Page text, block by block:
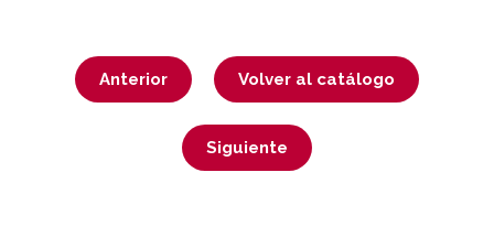
Anterior Volver al catálogo
Siguiente